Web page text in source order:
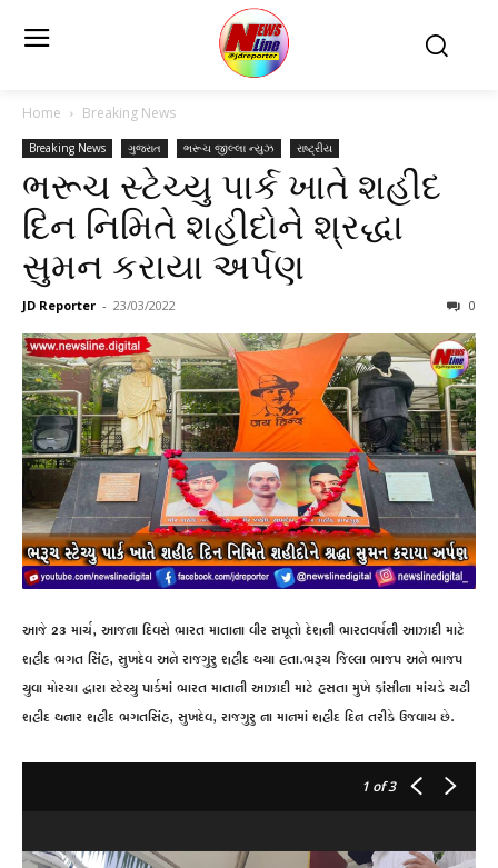
Home Breaking News
Breaking News ગુજરાત ભરૂચ જીલ્લા ન્યુઝ રાષ્ટ્રીય
ભરૂચ સ્ટેચ્યુ પાર્ક ખાતે શહીદ
દિન નિમિતે શહીદોને શ્રદ્ધા
સુમન કરાયા અર્પણ
JD Reporter - 23/03/2022 0
આજે 23 માર્ચ, આજના દિવસે ભારત માતાના વીર સપૂતો દેશની ભારતવર્ષની આઝાદી માટે
શહીદ ભગત સિંહ, સુખદેવ અને રાજગુરુ શહીદ થયા હતા.ભરૂચ જિલ્લા ભાજપ અને ભાજપ
યુવા મોરચા દ્વારા સ્ટેચ્યુ પાર્કમાં ભારત માતાની આઝાદી માટે હસતા મુખે ફાંસીના માંચડે ચઢી
શહીદ થનાર શહીદ ભગતસિંહ, સુખદેવ, રાજગુરુ ના માનમાં શહીદ દિન તરીકે ઉજવાય છે.
1 of 3